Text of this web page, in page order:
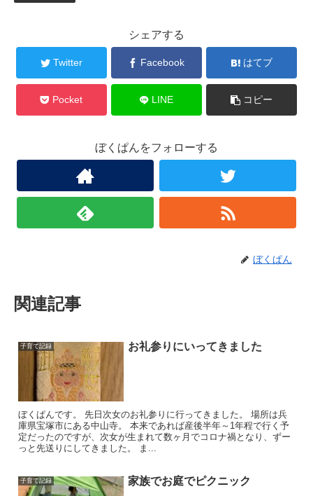
シェアする
Twitter Facebook はてブ
Pocket LINE コピー
ぼくぱんをフォローする
ぼくぱん
関連記事
子育て記録 お礼参りにいってきました
ぼくぱんです。 先日次女のお礼参りに行ってきました。 場所は兵
庫県宝塚市にある中山寺。 本来であれば産後半年～1年程で行く予
定だったのですが、次女が生まれて数ヶ月でコロナ禍となり、ずー
っと先送りにしてきました。 ま...
子育て記録 家族でお庭でピクニック